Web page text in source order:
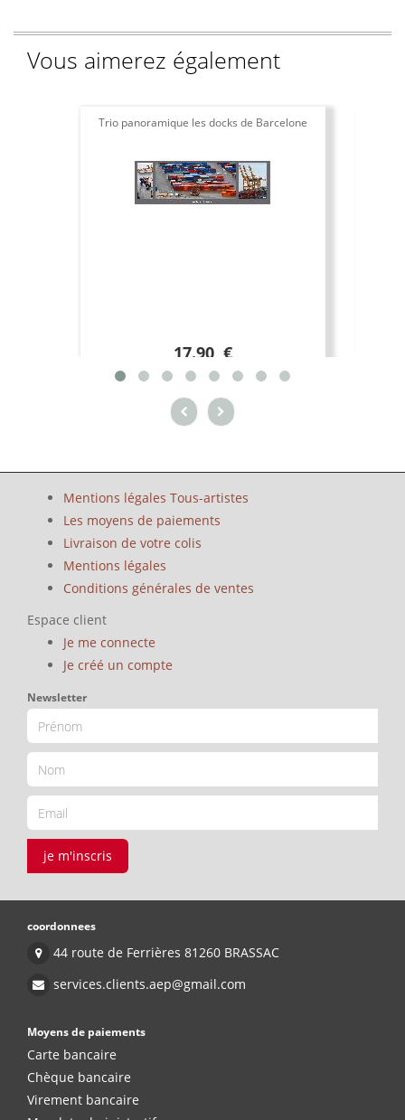
Vous aimerez également
Trio panoramique les docks de Barcelone
17.90 €
Mentions légales Tous-artistes
Les moyens de paiements
Livraison de votre colis
Mentions légales
Conditions générales de ventes
Espace client
Je me connecte
Je créé un compte
Newsletter
je m'inscris
coordonnees
44 route de Ferrières 81260 BRASSAC
services.clients.aep@gmail.com
Moyens de paiements
Carte bancaire
Chèque bancaire
Virement bancaire